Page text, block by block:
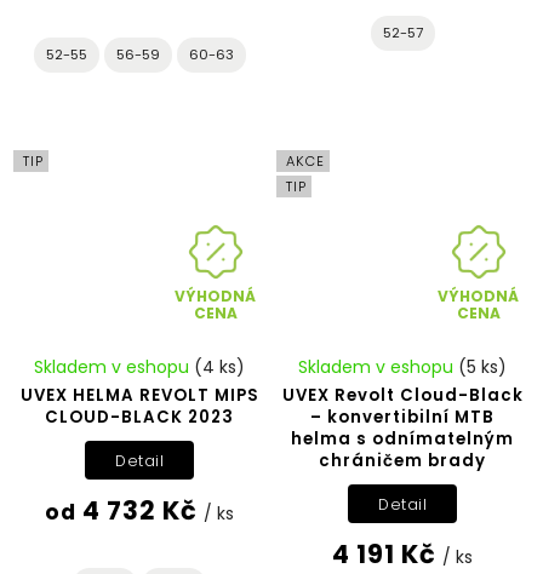
52-55 56-59 60-63
52-57
TIP
VÝHODNÁ
CENA
UVEX HELMA REVOLT MIPS
CLOUD-BLACK 2023
Skladem v eshopu (4 ks)
od 4 732 Kč / ks
Detail
AKCE
TIP
VÝHODNÁ
CENA
UVEX Revolt Cloud-Black
– konvertibilní MTB
helma s odnímatelným
chráničem brady
Skladem v eshopu (5 ks)
4 191 Kč / ks
Detail